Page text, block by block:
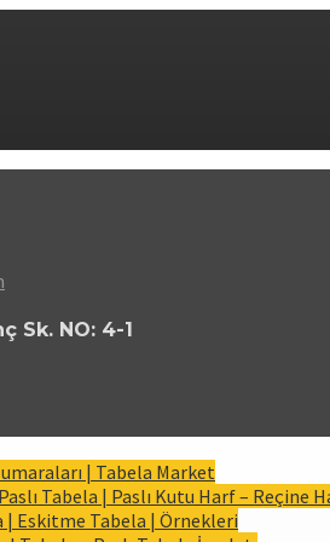
Sk. NO: 4-1
| Tabela Market
Tabela | Paslı Kutu Harf – Reçine
| Eskitme Tabela | Örnekleri